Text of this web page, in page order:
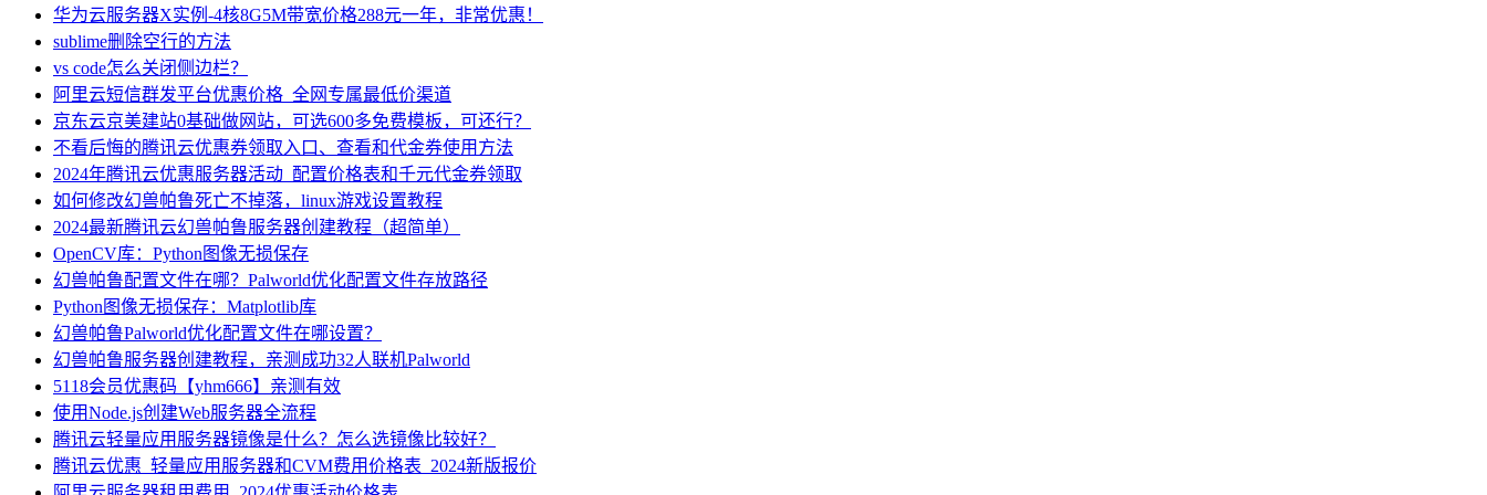
华为云服务器X实例-4核8G5M带宽价格288元一年，非常优惠！
sublime删除空行的方法
vs code怎么关闭侧边栏？
阿里云短信群发平台优惠价格_全网专属最低价渠道
京东云京美建站0基础做网站，可选600多免费模板，可还行？
不看后悔的腾讯云优惠券领取入口、查看和代金券使用方法
2024年腾讯云优惠服务器活动_配置价格表和千元代金券领取
如何修改幻兽帕鲁死亡不掉落，linux游戏设置教程
2024最新腾讯云幻兽帕鲁服务器创建教程（超简单）
OpenCV库：Python图像无损保存
幻兽帕鲁配置文件在哪？Palworld优化配置文件存放路径
Python图像无损保存：Matplotlib库
幻兽帕鲁Palworld优化配置文件在哪设置？
幻兽帕鲁服务器创建教程，亲测成功32人联机Palworld
5118会员优惠码【yhm666】亲测有效
使用Node.js创建Web服务器全流程
腾讯云轻量应用服务器镜像是什么？怎么选镜像比较好？
腾讯云优惠_轻量应用服务器和CVM费用价格表_2024新版报价